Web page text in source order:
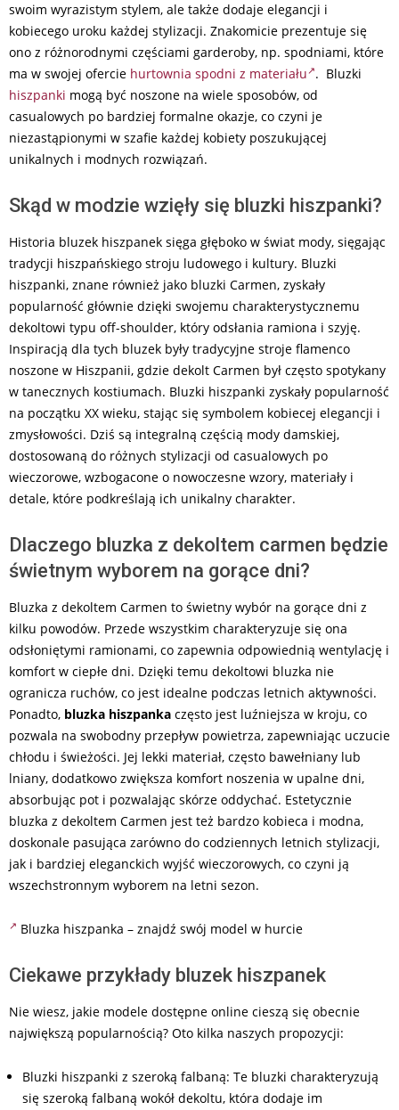
swoim wyrazistym stylem, ale także dodaje elegancji i
kobiecego uroku każdej stylizacji. Znakomicie prezentuje się
ono z różnorodnymi częściami garderoby, np. spodniami, które
ma w swojej ofercie hurtownia spodni z materiału . Bluzki
hiszpanki mogą być noszone na wiele sposobów, od
casualowych po bardziej formalne okazje, co czyni je
niezastąpionymi w szafie każdej kobiety poszukującej
unikalnych i modnych rozwiązań.
Skąd w modzie wzięły się bluzki hiszpanki?
Historia bluzek hiszpanek sięga głęboko w świat mody, sięgając
tradycji hiszpańskiego stroju ludowego i kultury. Bluzki
hiszpanki, znane również jako bluzki Carmen, zyskały
popularność głównie dzięki swojemu charakterystycznemu
dekoltowi typu off-shoulder, który odsłania ramiona i szyję.
Inspiracją dla tych bluzek były tradycyjne stroje flamenco
noszone w Hiszpanii, gdzie dekolt Carmen był często spotykany
w tanecznych kostiumach. Bluzki hiszpanki zyskały popularność
na początku XX wieku, stając się symbolem kobiecej elegancji i
zmysłowości. Dziś są integralną częścią mody damskiej,
dostosowaną do różnych stylizacji od casualowych po
wieczorowe, wzbogacone o nowoczesne wzory, materiały i
detale, które podkreślają ich unikalny charakter.
Dlaczego bluzka z dekoltem carmen będzie
świetnym wyborem na gorące dni?
Bluzka z dekoltem Carmen to świetny wybór na gorące dni z
kilku powodów. Przede wszystkim charakteryzuje się ona
odsłoniętymi ramionami, co zapewnia odpowiednią wentylację i
komfort w ciepłe dni. Dzięki temu dekoltowi bluzka nie
ogranicza ruchów, co jest idealne podczas letnich aktywności.
Ponadto, bluzka hiszpanka często jest luźniejsza w kroju, co
pozwala na swobodny przepływ powietrza, zapewniając uczucie
chłodu i świeżości. Jej lekki materiał, często bawełniany lub
lniany, dodatkowo zwiększa komfort noszenia w upalne dni,
absorbując pot i pozwalając skórze oddychać. Estetycznie
bluzka z dekoltem Carmen jest też bardzo kobieca i modna,
doskonale pasująca zarówno do codziennych letnich stylizacji,
jak i bardziej eleganckich wyjść wieczorowych, co czyni ją
wszechstronnym wyborem na letni sezon.
Bluzka hiszpanka – znajdź swój model w hurcie
Ciekawe przykłady bluzek hiszpanek
Nie wiesz, jakie modele dostępne online cieszą się obecnie
największą popularnością? Oto kilka naszych propozycji:
Bluzki hiszpanki z szeroką falbaną: Te bluzki charakteryzują
się szeroką falbaną wokół dekoltu, która dodaje im